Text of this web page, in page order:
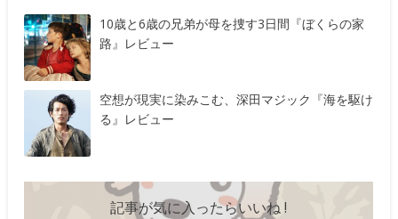
10歳と6歳の兄弟が母を捜す3日間『ぼくらの家
路』レビュー
空想が現実に染みこむ、深田マジック『海を駆け
る』レビュー
記事が気に入ったらいいね !